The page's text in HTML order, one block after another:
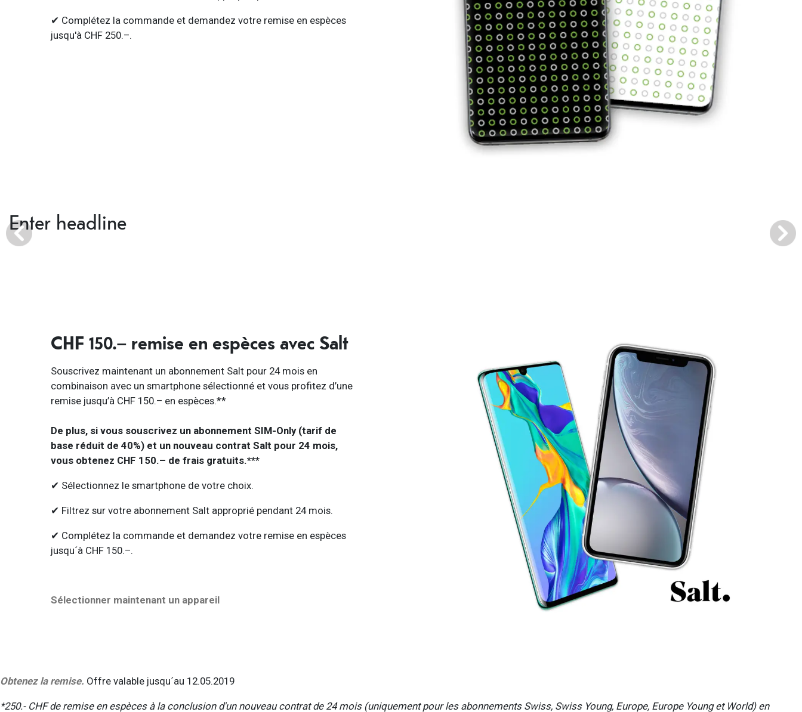
✔ Complétez la commande et demandez votre remise en espèces
jusqu'à CHF 250.–.
Enter headline
CHF 150.– remise en espèces avec Salt
Souscrivez maintenant un abonnement Salt pour 24 mois en
combinaison avec un smartphone sélectionné et vous profitez d’une
remise jusqu’à CHF 150.– en espèces.**
De plus, si vous souscrivez un abonnement SIM-Only (tarif de
base réduit de 40%) et un nouveau contrat Salt pour 24 mois,
vous obtenez CHF 150.– de frais gratuits.***
✔ Sélectionnez le smartphone de votre choix.
✔ Filtrez sur votre abonnement Salt approprié pendant 24 mois.
✔ Complétez la commande et demandez votre remise en espèces
jusqu´à CHF 150.–.
Sélectionner maintenant un appareil
Obtenez la remise. Offre valable jusqu´au 12.05.2019
*250.- CHF de remise en espèces à la conclusion d'un nouveau contrat de 24 mois (uniquement pour les abonnements Swiss, Swiss Young, Europe, Europe Young et World) en